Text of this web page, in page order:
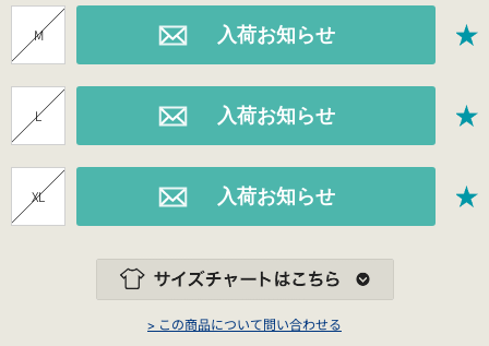
M
L
XL
> この商品について問い合わせる